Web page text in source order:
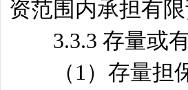
资范围内承担有限
3.3.3 存量或
（1）存量担保